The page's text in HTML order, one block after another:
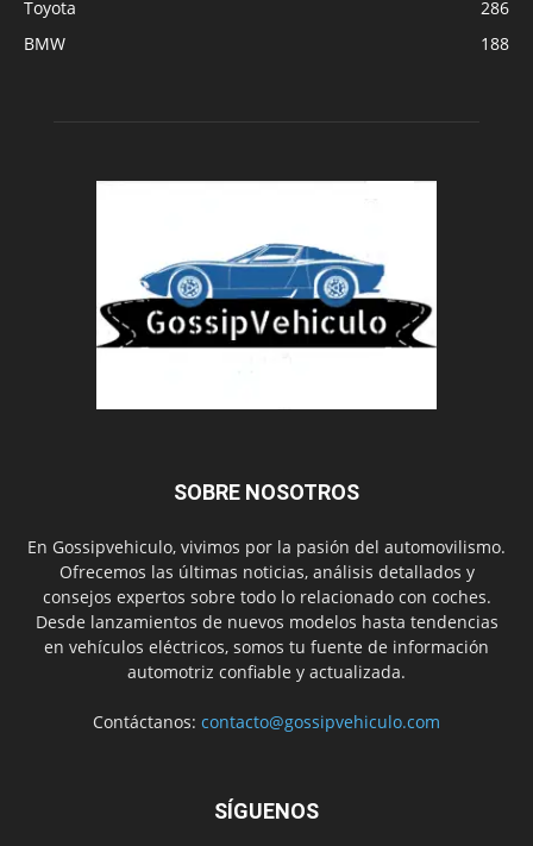
Toyota
286
BMW
188
SOBRE NOSOTROS
En Gossipvehiculo, vivimos por la pasión del automovilismo.
Ofrecemos las últimas noticias, análisis detallados y
consejos expertos sobre todo lo relacionado con coches.
Desde lanzamientos de nuevos modelos hasta tendencias
en vehículos eléctricos, somos tu fuente de información
automotriz confiable y actualizada.
Contáctanos: contacto@gossipvehiculo.com
SÍGUENOS